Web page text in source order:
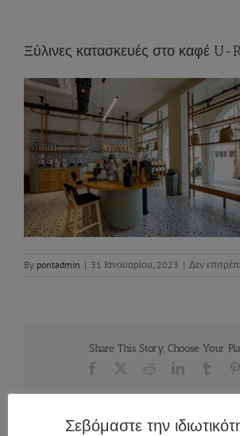
Ξύλινες κατασκευές στο καφέ U-
By pontadmin | 31 Ιανουαρίου, 2023 | Δεν
Share This Story, Choose Your
Facebook RedditLinkedIn
Σεβόμαστε την